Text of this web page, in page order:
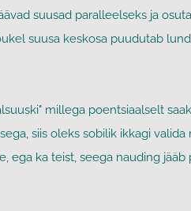
suusad paralleelseks ja
suusa keskosa puudutab
millega poentsiaalselt
siis oleks sobilik ikkagi
ega ka teist, seega nauding jääb